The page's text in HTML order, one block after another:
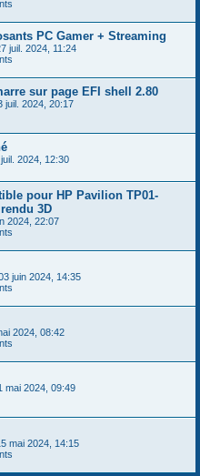
PC Gamer + Streaming
juil. 2024, 11:24
sur page EFI shell 2.80
juil. 2024, 20:17
juil. 2024, 12:30
pour HP Pavilion TP01-
3D
2024, 22:07
juin 2024, 14:35
2024, 08:42
mai 2024, 09:49
mai 2024, 14:15